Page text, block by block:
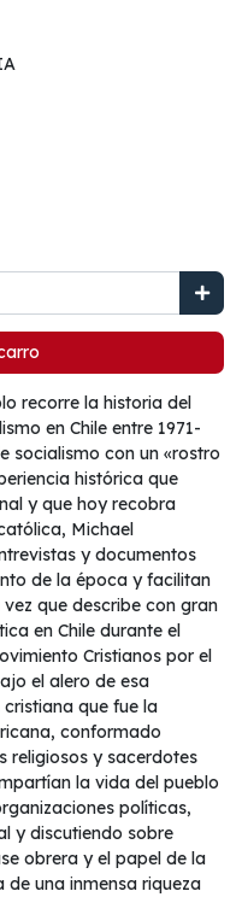
recorre la historia del
en Chile entre 1971-
socialismo con un «rostro
histórica que
y que hoy recobra
Michael
y documentos
de la época y facilitan
que describe con gran
en Chile durante el
Cristianos por el
el alero de esa
que fue la
conformado
religiosos y sacerdotes
la vida del pueblo
políticas,
y discutiendo sobre
obrera y el papel de la
de una inmensa riqueza